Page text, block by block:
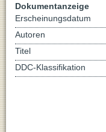
Dokumentanzeige
Erscheinungsdatum
Autoren
Titel
DDC-Klassifikation